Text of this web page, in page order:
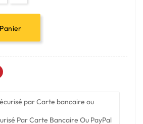
Par Carte Bancaire Ou PayPal